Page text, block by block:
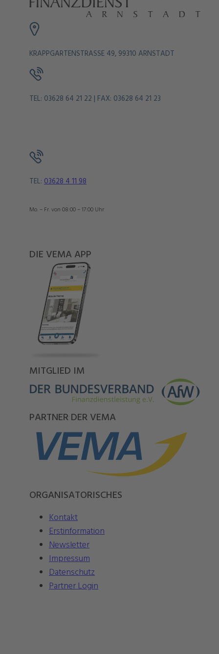
KRAPPGARTENSTRASSE 49, 99310 ARNSTADT
TEL: 03628 64 21 22 | FAX: 03628 64 21 23
TEL: 03628 4 11 98
Mo. – Fr. von 08:00 – 17:00 Uhr
DIE VEMA APP
MITGLIED IM
PARTNER DER VEMA
ORGANISATORISCHES
Kontakt
Erstinformation
Newsletter
Impressum
Datenschutz
Partner Login